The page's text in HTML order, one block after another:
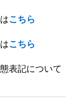
こちら
こちら
表記について